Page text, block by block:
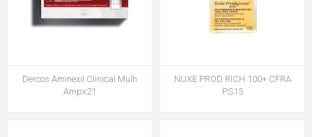
Dercos Aminexil Clinical Mulh
Ampx21
NUXE PROD RICH 100+ CFRA
PS15